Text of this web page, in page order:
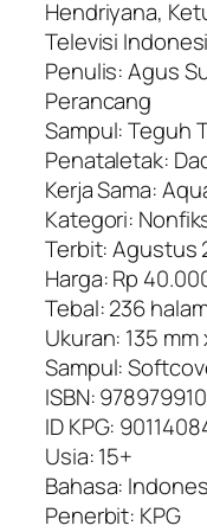
Hendriyana,
Televisi
Penulis: Agus
Perancang
Sampul: Teguh
Penataletak:
Kerja Sama:
Kategori:
Terbit: Agustus
Harga: Rp
Tebal: 236
Ukuran: 135
Sampul:
ISBN:
ID KPG:
Usia: 15+
Bahasa:
Penerbit: KPG